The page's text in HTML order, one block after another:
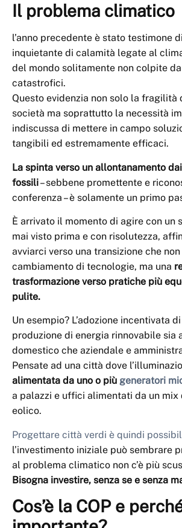
Il problema climatico
l’anno precedente è stato testimone
inquietante di calamità legate al
del mondo solitamente non colpite
catastrofici.
Questo evidenzia non solo la fragilità
società ma soprattutto la necessità
indiscussa di mettere in campo
tangibili ed estremamente efficaci.
La spinta verso un allontanamento
fossili– sebbene promettente e
conferenza – è solamente un primo
È arrivato il momento di agire con un
mai visto prima e con risolutezza,
avviarci verso una transizione che
cambiamento di tecnologie, ma una
trasformazione verso pratiche più
pulite.
Un esempio? L’adozione incentivata
produzione di energia rinnovabile sia
domestico che aziendale e
Pensate ad una città dove
alimentata da uno o più generatori
a palazzi e uffici alimentati da un mix
eolico.
Progettare città verdi è quindi
l’investimento iniziale può sembrare
al problema climatico non c’è più
Bisogna investire, senza se e senza
Cos’è la COP e